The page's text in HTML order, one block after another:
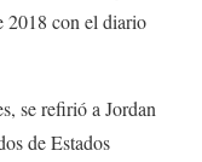
2018 con el diario
se refirió a Jordan
de Estados